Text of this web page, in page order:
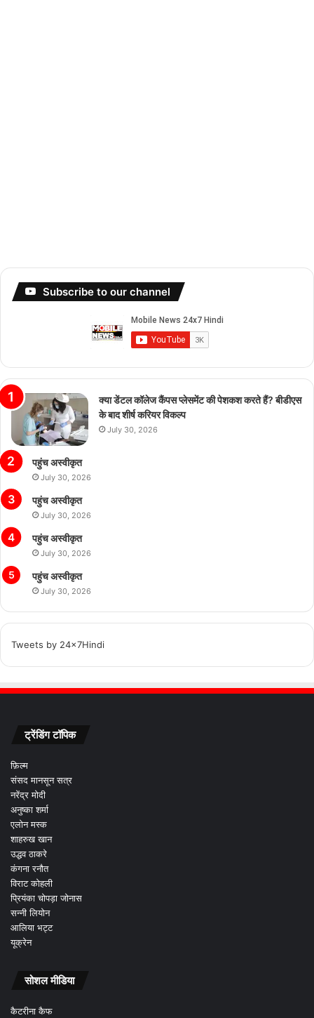
Subscribe to our channel
क्या डेंटल कॉलेज कैंपस प्लेसमेंट की पेशकश करते हैं? बीडीएस
के बाद शीर्ष करियर विकल्प
July 30, 2026
पहुंच अस्वीकृत
July 30, 2026
पहुंच अस्वीकृत
July 30, 2026
पहुंच अस्वीकृत
July 30, 2026
पहुंच अस्वीकृत
July 30, 2026
Tweets by 24x7Hindi
ट्रेंडिंग टॉपिक
फ़िल्म
संसद मानसून सत्र
नरेंद्र मोदी
अनुष्का शर्मा
एलोन मस्क
शाहरुख खान
उद्धव ठाकरे
कंगना रनौत
विराट कोहली
प्रियंका चोपड़ा जोनास
सन्नी लियोन
आलिया भट्ट
यूक्रेन
सोशल मीडिया
कैटरीना कैफ